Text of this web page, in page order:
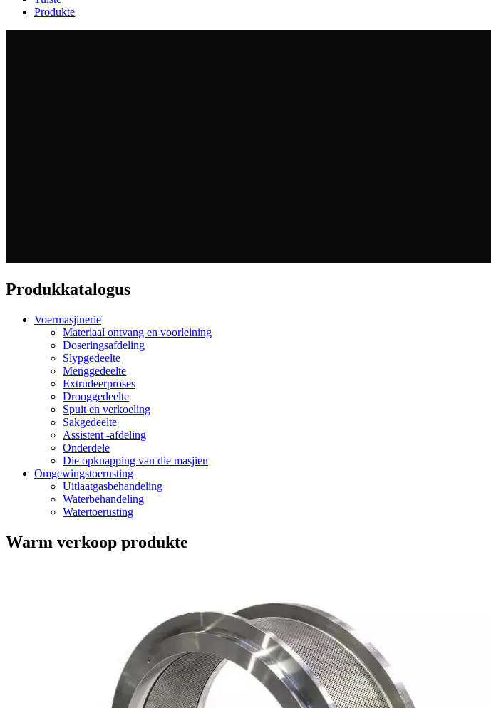
Produkte
Produkkatalogus
Voermasjinerie
Materiaal ontvang en voorleining
Doseringsafdeling
Slypgedeelte
Menggedeelte
Extrudeerproses
Drooggedeelte
Spuit en verkoeling
Sakgedeelte
Assistent -afdeling
Onderdele
Die opknapping van die masjien
Omgewingstoerusting
Uitlaatgasbehandeling
Waterbehandeling
Watertoerusting
Warm verkoop produkte